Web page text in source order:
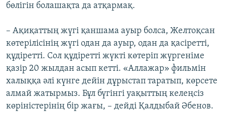
бөлігін болашақта да атқармақ.
– Ақиқаттың жүгі қаншама ауыр болса, Желтоқсан
көтерілісінің жүгі одан да ауыр, одан да қасіретті,
құдіретті. Сол құдіретті жүкті көтеріп жүргеніме
қазір 20 жылдан асып кетті. «Аллажар» фильмін
халыққа әлі күнге дейін дұрыстап таратып, көрсете
алмай жатырмыз. Бұл бүгінгі уақыттың келеңсіз
көріністерінің бір жағы, – дейді Қалдыбай Әбенов.